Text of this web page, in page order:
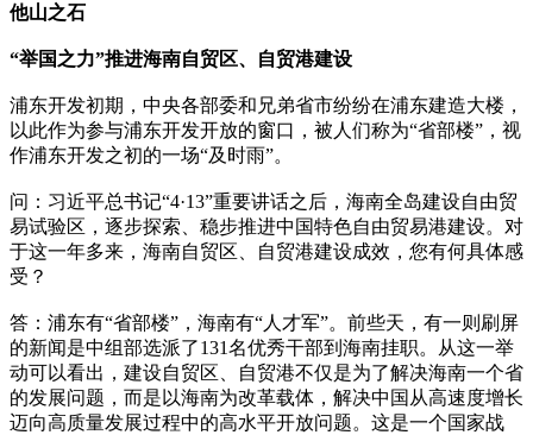
他山之石
“举国之力”推进海南自贸区、自贸港建设
浦东开发初期，中央各部委和兄弟省市纷纷在浦东建造大楼，
以此作为参与浦东开发开放的窗口，被人们称为“省部楼”，视
作浦东开发之初的一场“及时雨”。
问：习近平总书记“4·13”重要讲话之后，海南全岛建设自由贸
易试验区，逐步探索、稳步推进中国特色自由贸易港建设。对
于这一年多来，海南自贸区、自贸港建设成效，您有何具体感
受？
答：浦东有“省部楼”，海南有“人才军”。前些天，有一则刷屏
的新闻是中组部选派了131名优秀干部到海南挂职。从这一举
动可以看出，建设自贸区、自贸港不仅是为了解决海南一个省
的发展问题，而是以海南为改革载体，解决中国从高速度增长
迈向高质量发展过程中的高水平开放问题。这是一个国家战